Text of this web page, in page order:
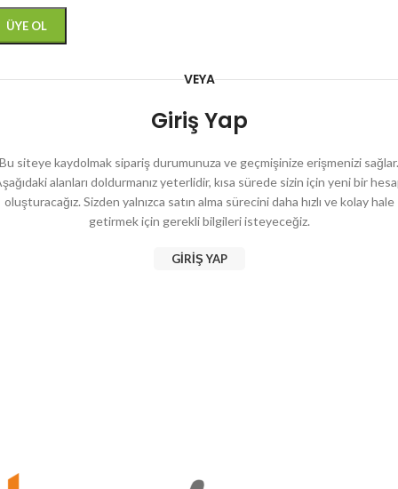
ÜYE OL
VEYA
Giriş Yap
Bu siteye kaydolmak sipariş durumunuza ve geçmişinize erişmenizi sağlar.
alanları doldurmanız yeterlidir, kısa sürede sizin için yeni bir
oluşturacağız. Sizden yalnızca satın alma sürecini daha hızlı ve kolay hale
getirmek için gerekli bilgileri isteyeceğiz.
GIRIŞ YAP